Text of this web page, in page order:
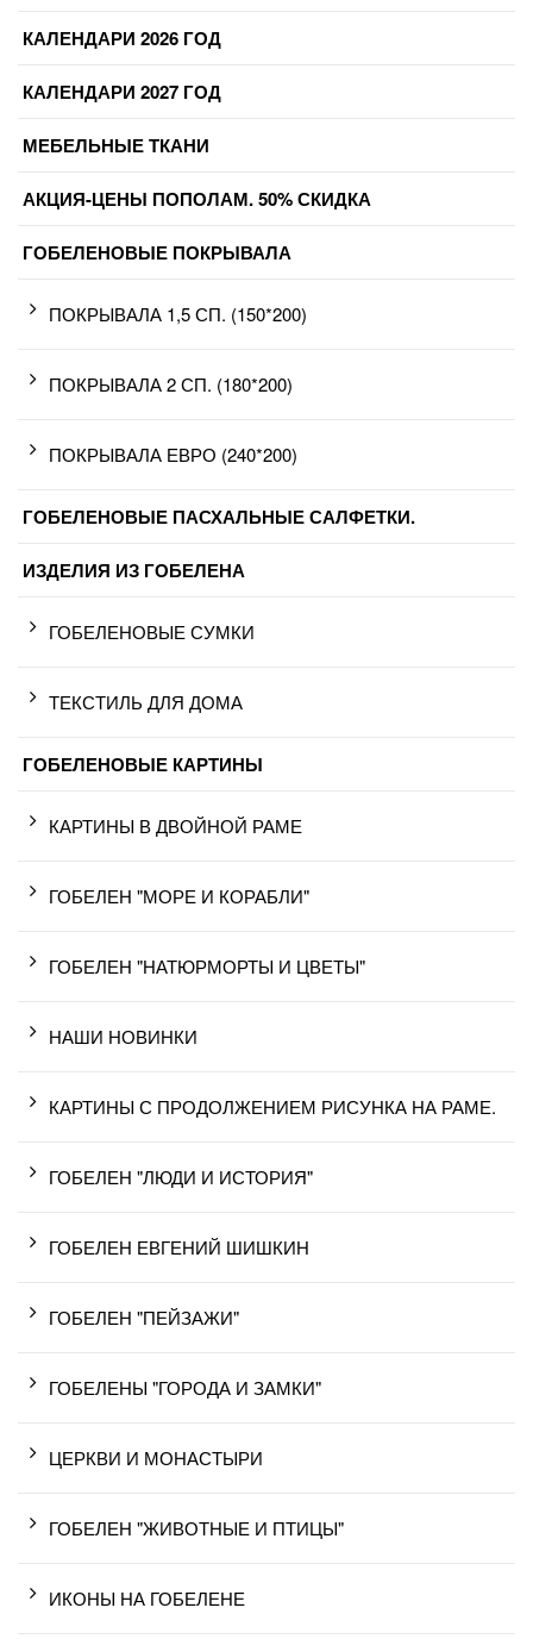
КАЛЕНДАРИ 2026 ГОД
КАЛЕНДАРИ 2027 ГОД
МЕБЕЛЬНЫЕ ТКАНИ
АКЦИЯ-ЦЕНЫ ПОПОЛАМ. 50% СКИДКА
ГОБЕЛЕНОВЫЕ ПОКРЫВАЛА
ПОКРЫВАЛА 1,5 СП. (150*200)
ПОКРЫВАЛА 2 СП. (180*200)
ПОКРЫВАЛА ЕВРО (240*200)
ГОБЕЛЕНОВЫЕ ПАСХАЛЬНЫЕ САЛФЕТКИ.
ИЗДЕЛИЯ ИЗ ГОБЕЛЕНА
ГОБЕЛЕНОВЫЕ СУМКИ
ТЕКСТИЛЬ ДЛЯ ДОМА
ГОБЕЛЕНОВЫЕ КАРТИНЫ
КАРТИНЫ В ДВОЙНОЙ РАМЕ
ГОБЕЛЕН "МОРЕ И КОРАБЛИ"
ГОБЕЛЕН "НАТЮРМОРТЫ И ЦВЕТЫ"
НАШИ НОВИНКИ
КАРТИНЫ С ПРОДОЛЖЕНИЕМ РИСУНКА НА РАМЕ.
ГОБЕЛЕН "ЛЮДИ И ИСТОРИЯ"
ГОБЕЛЕН ЕВГЕНИЙ ШИШКИН
ГОБЕЛЕН "ПЕЙЗАЖИ"
ГОБЕЛЕНЫ "ГОРОДА И ЗАМКИ"
ЦЕРКВИ И МОНАСТЫРИ
ГОБЕЛЕН "ЖИВОТНЫЕ И ПТИЦЫ"
ИКОНЫ НА ГОБЕЛЕНЕ